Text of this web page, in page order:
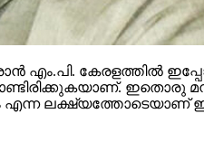
എം.പി. കേരളത്തില്‍
ലക്ഷ്യത്തോടെയാണ് ഈ